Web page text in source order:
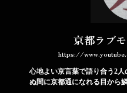
京都ラブ
https://
心地よい京言葉で語り合う2
ぬ間に京都通になれる目から